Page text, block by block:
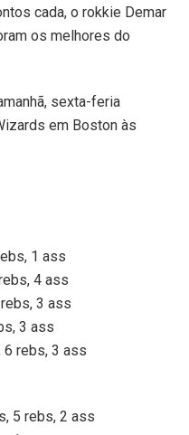
cada, o rokkie Demar
os melhores do
sexta-feria
em Boston às
1 ass
4 ass
3 ass
3 ass
rebs, 3 ass
5 rebs, 2 ass